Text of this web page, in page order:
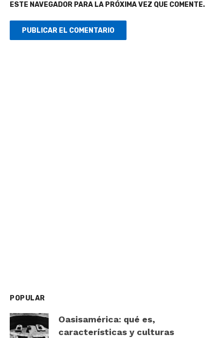
ESTE NAVEGADOR PARA LA PRÓXIMA VEZ QUE COMENTE.
POPULAR
Oasisamérica: qué es,
características y culturas